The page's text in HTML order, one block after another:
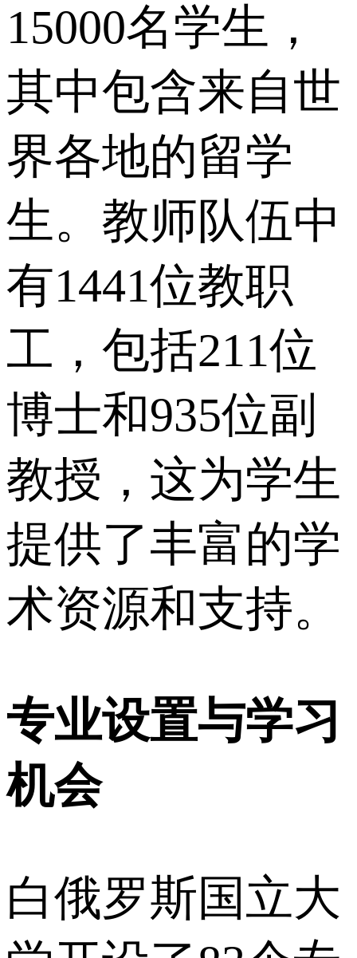
15000名学生，
其中包含来自世
界各地的留学
生。教师队伍中
有1441位教职
工，包括211位
博士和935位副
教授，这为学生
提供了丰富的学
术资源和支持。
专业设置与学习
机会
白俄罗斯国立大